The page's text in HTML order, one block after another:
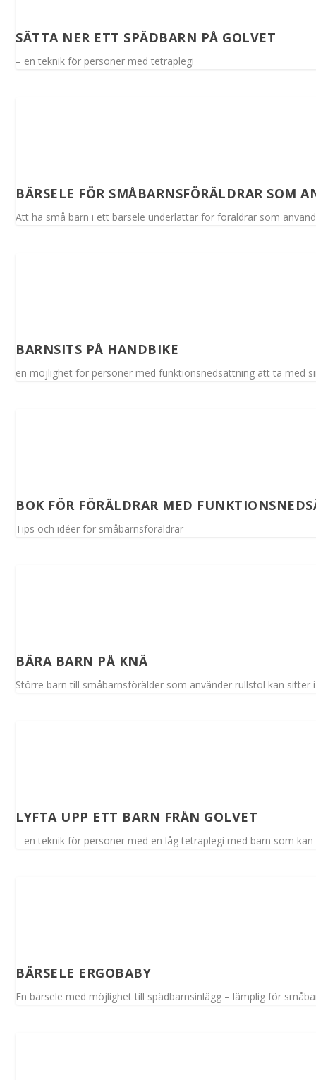
SÄTTA NER ETT SPÄDBARN PÅ GOLVET
– en teknik för personer med tetraplegi
BÄRSELE FÖR SMÅBARNSFÖRÄLDRAR SOM
Att ha små barn i ett bärsele underlättar för föräldrar som
BARNSITS PÅ HANDBIKE
en möjlighet för personer med funktionsnedsättning att ta med
BOK FÖR FÖRÄLDRAR MED
Tips och idéer för småbarnsföräldrar
BÄRA BARN PÅ KNÄ
Större barn till småbarnsförälder som använder rullstol kan sitter
LYFTA UPP ETT BARN FRÅN GOLVET
– en teknik för personer med en låg tetraplegi med barn som kan
BÄRSELE ERGOBABY
En bärsele med möjlighet till spädbarnsinlägg – lämplig för